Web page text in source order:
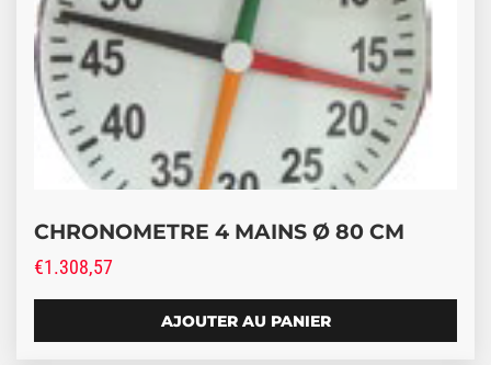
CHRONOMETRE 4 MAINS Ø 80 CM
€1.308,57
AJOUTER AU PANIER